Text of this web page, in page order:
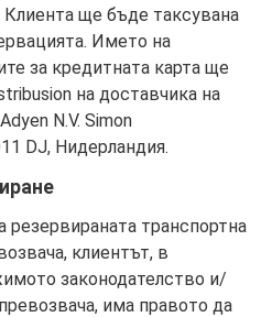
Клиента ще бъде таксувана
Името на
за кредитната карта ще
на доставчика на
N.V. Simon
DJ, Нидерландия.
резервираната транспортна
клиентът, в
законодателство и/
има правото да